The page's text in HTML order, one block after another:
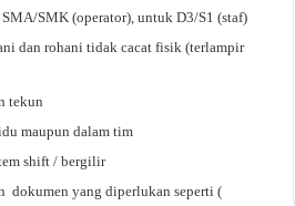
SMK (operator), untuk D3/S1 (staf)
dan rohani tidak cacat fisik (terlampir
tekun
maupun dalam tim
shift / bergilir
yang diperlukan seperti (